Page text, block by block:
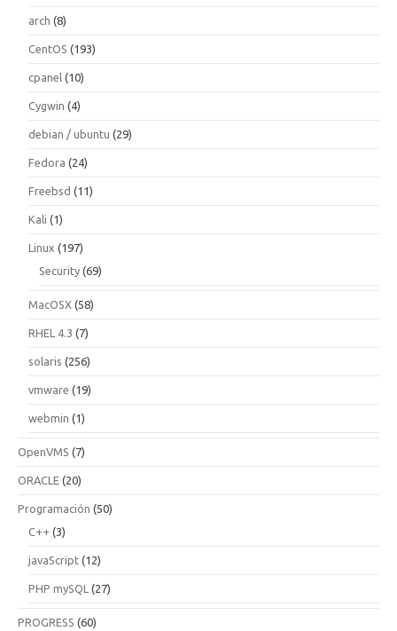
arch (8)
CentOS (193)
cpanel (10)
Cygwin (4)
debian / ubuntu (29)
Fedora (24)
Freebsd (11)
Kali (1)
Linux (197)
Security (69)
MacOSX (58)
RHEL 4.3 (7)
solaris (256)
vmware (19)
webmin (1)
OpenVMS (7)
ORACLE (20)
Programación (50)
C++ (3)
javaScript (12)
PHP mySQL (27)
PROGRESS (60)